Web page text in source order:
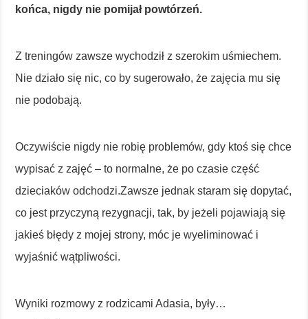
końca, nigdy nie pomijał powtórzeń.
Z treningów zawsze wychodził z szerokim uśmiechem.
Nie działo się nic, co by sugerowało, że zajęcia mu się
nie podobają.
Oczywiście nigdy nie robię problemów, gdy ktoś się chce
wypisać z zajęć – to normalne, że po czasie część
dzieciaków odchodzi.Zawsze jednak staram się dopytać,
co jest przyczyną rezygnacji, tak, by jeżeli pojawiają się
jakieś błędy z mojej strony, móc je wyeliminować i
wyjaśnić wątpliwości.
Wyniki rozmowy z rodzicami Adasia, były…